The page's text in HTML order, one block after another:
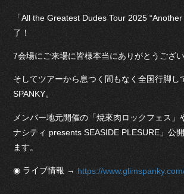
「All the Greatest Dudes Tour 2025
了！
7会場にご来場に皆様本当にありがとうござい
そしてツアーから息つく間もなく全国行脚し
SPANKY。
メンバー地元開催の「焼來肉ロックフェス」
ナシティ presents SEASIDE PLESURE」公
ます。
◉ ライブ情報 → https://